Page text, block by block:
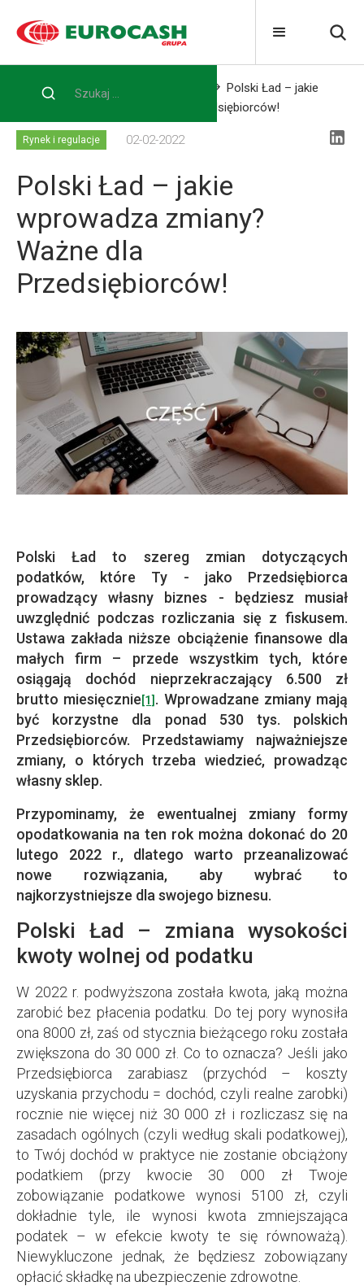
Home Blog
Polski Ład – jakie
wprowadza zmiany? Ważne dla Przedsiębiorców!
Rynek i regulacje 02-02-2022
Polski Ład – jakie
wprowadza zmiany?
Ważne dla
Przedsiębiorców!
Polski Ład to szereg zmian dotyczących
podatków, które Ty - jako Przedsiębiorca
prowadzący własny biznes - będziesz musiał
uwzględnić podczas rozliczania się z fiskusem.
Ustawa zakłada niższe obciążenie finansowe dla
małych firm – przede wszystkim tych, które
osiągają dochód nieprzekraczający 6.500 zł
brutto miesięcznie[1] . Wprowadzane zmiany mają
być korzystne dla ponad 530 tys. polskich
Przedsiębiorców. Przedstawiamy najważniejsze
zmiany, o których trzeba wiedzieć, prowadząc
własny sklep.
Przypominamy, że ewentualnej zmiany formy
opodatkowania na ten rok można dokonać do 20
lutego 2022 r., dlatego warto przeanalizować
nowe rozwiązania, aby wybrać to
najkorzystniejsze dla swojego biznesu.
Polski Ład – zmiana wysokości
kwoty wolnej od podatku
W 2022 r. podwyższona została kwota, jaką można
zarobić bez płacenia podatku. Do tej pory wynosiła
ona 8000 zł, zaś od stycznia bieżącego roku została
zwiększona do 30 000 zł. Co to oznacza? Jeśli jako
Przedsiębiorca zarabiasz (przychód – koszty
uzyskania przychodu = dochód, czyli realne zarobki)
rocznie nie więcej niż 30 000 zł i rozliczasz się na
zasadach ogólnych (czyli według skali podatkowej),
to Twój dochód w praktyce nie zostanie obciążony
podatkiem (przy kwocie 30 000 zł Twoje
zobowiązanie podatkowe wynosi 5100 zł, czyli
dokładnie tyle, ile wynosi kwota zmniejszająca
podatek – w efekcie kwoty te się równoważą).
Niewykluczone jednak, że będziesz zobowiązany
opłacić składkę na ubezpieczenie zdrowotne.